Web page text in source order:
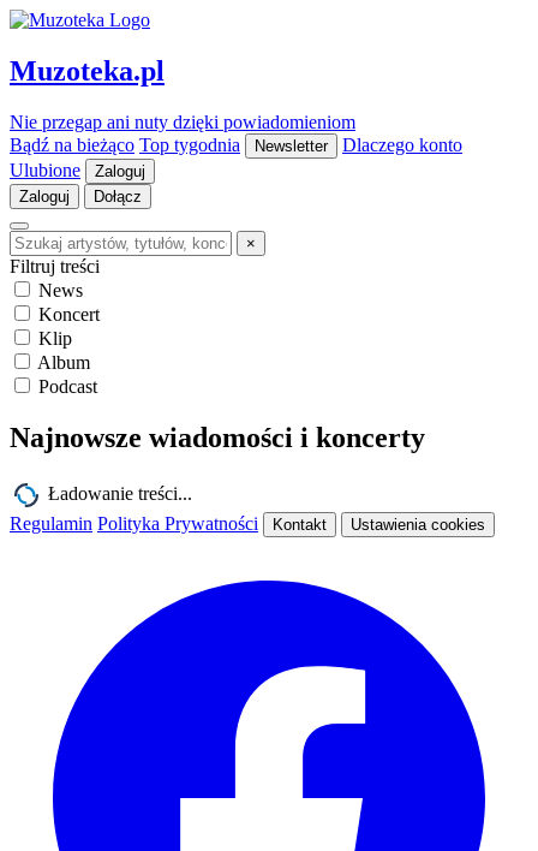
Muzoteka.pl
Nie przegap ani nuty dzięki powiadomieniom
Bądź na bieżąco Top tygodnia Newsletter
Dlaczego konto
Ulubione
Zaloguj
Zaloguj
Dołącz
×
Filtruj treści
News
Koncert
Klip
Album
Podcast
Najnowsze wiadomości i koncerty
Ładowanie treści...
Regulamin Polityka Prywatności Kontakt Ustawienia cookies